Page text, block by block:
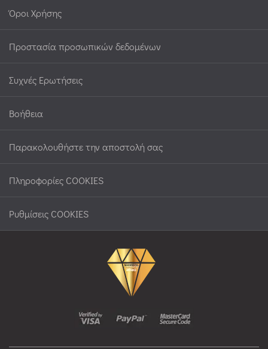
Όροι Χρήσης
Προστασία προσωπικών δεδομένων
Συχνές Ερωτήσεις
Βοήθεια
Παρακολουθήστε την αποστολή σας
Πληροφορίες COOKIES
Ρυθμίσεις COOKIES